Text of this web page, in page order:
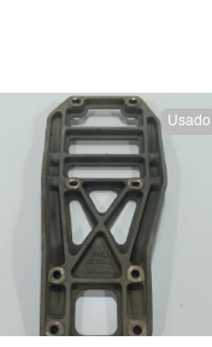
Usado